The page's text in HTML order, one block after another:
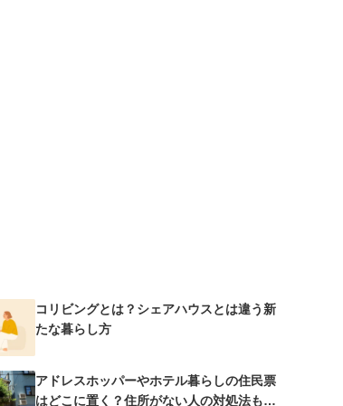
コリビングとは？シェアハウスとは違う新
たな暮らし方
アドレスホッパーやホテル暮らしの住民票
はどこに置く？住所がない人の対処法も紹